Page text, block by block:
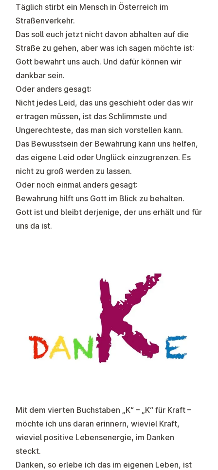
Täglich stirbt ein Mensch in Österreich im
Straßenverkehr.
Das soll euch jetzt nicht davon abhalten auf die
Straße zu gehen, aber was ich sagen möchte ist:
Gott bewahrt uns auch. Und dafür können wir
dankbar sein.
Oder anders gesagt:
Nicht jedes Leid, das uns geschieht oder das wir
ertragen müssen, ist das Schlimmste und
Ungerechteste, das man sich vorstellen kann.
Das Bewusstsein der Bewahrung kann uns helfen,
das eigene Leid oder Unglück einzugrenzen. Es
nicht zu groß werden zu lassen.
Oder noch einmal anders gesagt:
Bewahrung hilft uns Gott im Blick zu behalten.
Gott ist und bleibt derjenige, der uns erhält und für
uns da ist.
Mit dem vierten Buchstaben „K“ – „K“ für Kraft –
möchte ich uns daran erinnern, wieviel Kraft,
wieviel positive Lebensenergie, im Danken
steckt.
Danken, so erlebe ich das im eigenen Leben, ist